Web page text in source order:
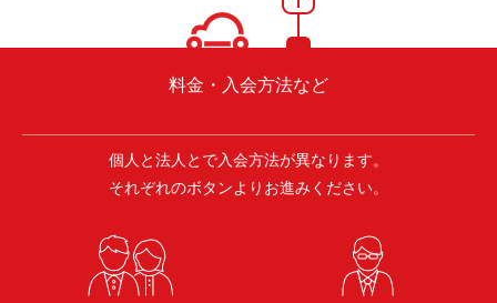
料金・入会方法など
個人と法人とで入会方法が異なります。
それぞれのボタンよりお進みください。